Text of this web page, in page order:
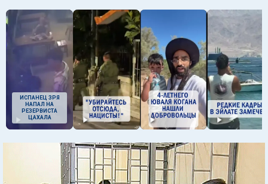
ИСПАНЕЦ ЗРЯ
НАПАЛ НА
РЕЗЕРВИСТА
ЦАХАЛА